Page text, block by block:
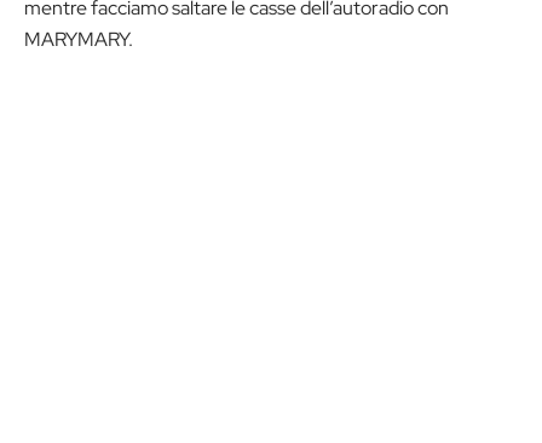
mentre facciamo saltare le casse dell’autoradio con
MARYMARY.